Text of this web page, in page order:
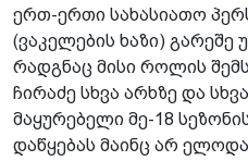
ერთ-ერთი სახასიათო
(ვაკელების ხაზი) გარეშე
რადგნაც მისი როლის
ჩირაძე სხვა არხზე და
მაყურებელი მე-18
დაწყებას მაინც არ